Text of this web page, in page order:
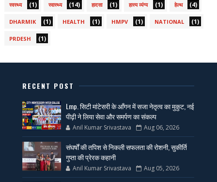
स्वस्थ्य (1) स्वास्थ्य (14) हादसा (1) हास्य व्यंग्य (1) हेल्थ (4)
DHARMIK (1) HEALTH (1) HMPV (1) NATIONAL (1)
PRDESH (1)
RECENT POST
Lmp. सिटी मांटेसरी के आँगन में सजा नेतृत्व का मुकुट, नई
पीढ़ी ने लिया सेवा और समर्पण का संकल्प
Anil Kumar Srivastava Aug 06, 2026
संघर्षों की तपिश से निकली सफलता की रोशनी, सुकीर्ति
गुप्ता की प्रेरक कहानी
Anil Kumar Srivastava Aug 05, 2026